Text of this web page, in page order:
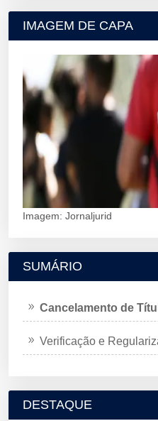
IMAGEM DE CAPA
Imagem: Jornaljurid
SUMÁRIO
Cancelamento de
Verificação e
DESTAQUE